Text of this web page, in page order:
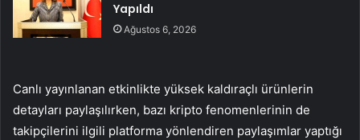
Yapıldı
Ağustos 6, 2026
Canlı yayınlanan etkinlikte yüksek kaldıraçlı ürünlerin
detayları paylaşılırken, bazı kripto fenomenlerinin de
takipçilerini ilgili platforma yönlendiren paylaşımlar yaptığı